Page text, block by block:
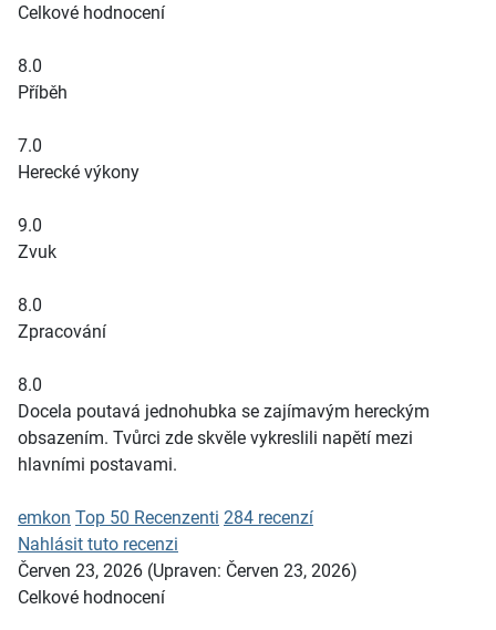
Celkové hodnocení
8.0
Příběh
7.0
Herecké výkony
9.0
Zvuk
8.0
Zpracování
8.0
Docela poutavá jednohubka se zajímavým hereckým
obsazením. Tvůrci zde skvěle vykreslili napětí mezi
hlavními postavami.
emkon Top 50 Recenzenti 284 recenzí
Nahlásit tuto recenzi
Červen 23, 2026 (Upraven: Červen 23, 2026)
Celkové hodnocení